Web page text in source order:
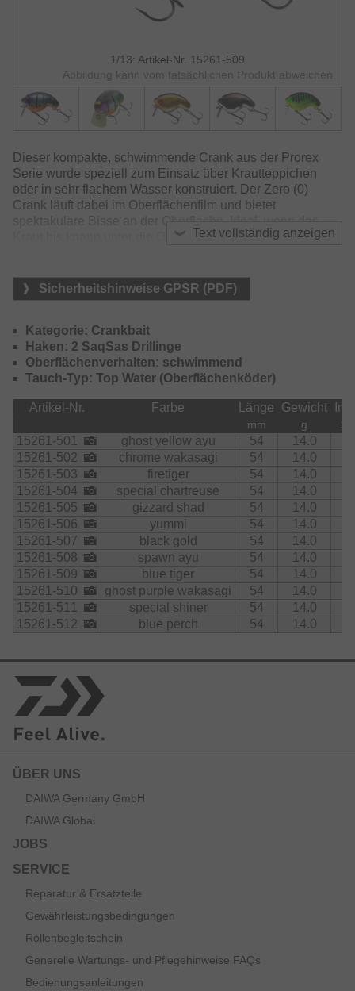
1/13: Artikel-Nr. 15261-509
Abbildung kann vom tatsächlichen Produkt abweichen.
Text vollständig anzeigen
Dieser kompakte, schwimmende Crank aus der Prorex
Serie wurde speziell zum Einsatz über Krautteppichen
oder in sehr flachem Wasser konstruiert. Der Zero (0)
Crank läuft dabei im Oberflächenfilm und bietet
spektakuläre Bisse an der Oberfläche. Ideal, wenn das
Kraut bis knapp unter die Oberfläche reicht und nahezu
sorgt dabei für zusätzliche Aufmerksamkeit. Durch die
kompakte Form kann der Köder sehr weit und zielgenau
Aktion an der Oberfläche.
Sicherheitshinweise GPSR (PDF)
Kategorie: Crankbait
Haken: 2 SaqSas Drillinge
Oberflächenverhalten: schwimmend
Tauch-Typ: Top Water (Oberflächenköder)
Artikel-Nr. Farbe Länge Gewicht
mm g
15261-501 ghost yellow ayu 54 14.0
15261-502
chrome wakasagi 54 14.0
15261-503
firetiger 54 14.0
15261-504
special chartreuse 54 14.0
15261-505
gizzard shad 54 14.0
15261-506
yummi 54 14.0
15261-507
black gold 54 14.0
15261-508
spawn ayu 54 14.0
15261-509
blue tiger 54 14.0
15261-510
ghost purple wakasagi 54 14.0
15261-511
special shiner 54 14.0
15261-512
blue perch 54 14.0
ÜBER UNS
DAIWA Germany GmbH
DAIWA Global
JOBS
SERVICE
Reparatur & Ersatzteile
Gewährleistungsbedingungen
Rollenbegleitschein
Generelle Wartungs- und Pflegehinweise FAQs
Bedienungsanleitungen